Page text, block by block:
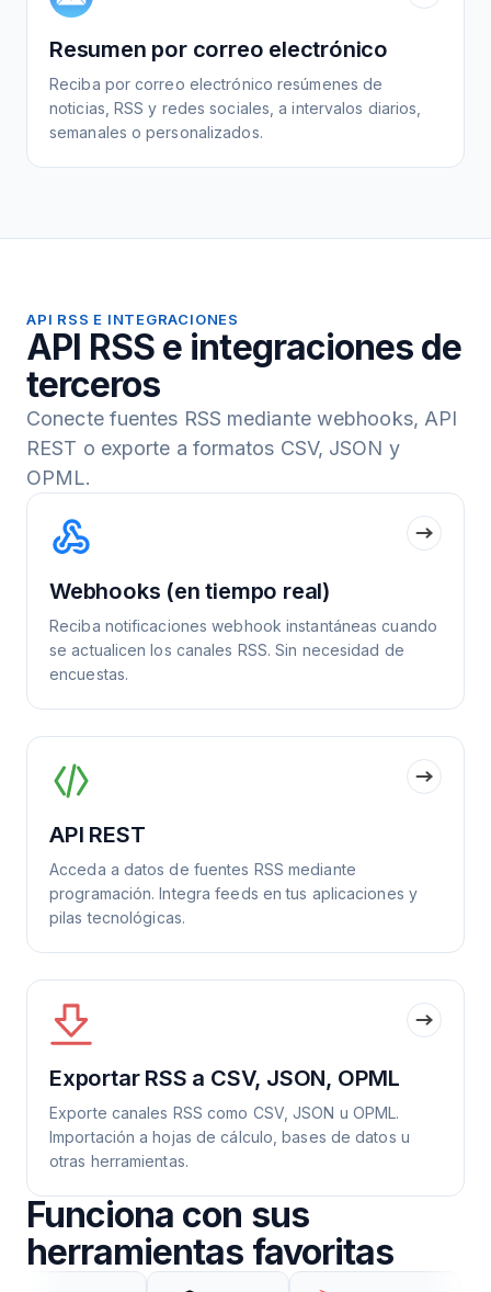
Resumen por correo electrónico
Reciba por correo electrónico resúmenes de
noticias, RSS y redes sociales, a intervalos diarios,
semanales o personalizados.
API RSS E INTEGRACIONES
API RSS e integraciones de
terceros
Conecte fuentes RSS mediante webhooks, API
REST o exporte a formatos CSV, JSON y
OPML.
Webhooks (en tiempo real)
Reciba notificaciones webhook instantáneas cuando
se actualicen los canales RSS. Sin necesidad de
encuestas.
API REST
Acceda a datos de fuentes RSS mediante
programación. Integra feeds en tus aplicaciones y
pilas tecnológicas.
Exportar RSS a CSV, JSON, OPML
Exporte canales RSS como CSV, JSON u OPML.
Importación a hojas de cálculo, bases de datos u
otras herramientas.
Funciona con sus
herramientas favoritas